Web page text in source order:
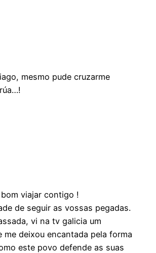
mesmo pude cruzarme
viajar contigo !
de seguir as vossas pegadas.
vi na tv galicia um
me deixou encantada pela forma
este povo defende as suas